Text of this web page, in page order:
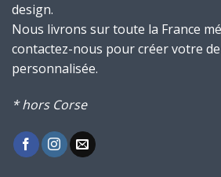
design.
Nous livrons sur toute la France
contactez-nous pour créer votre
personnalisée.
* hors Corse